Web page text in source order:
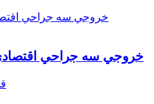
خروجي سه جراحي